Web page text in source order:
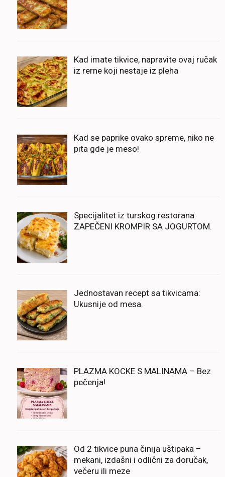
Kad imate tikvice, napravite ovaj ručak
iz rerne koji nestaje iz pleha
Kad se paprike ovako spreme, niko ne
pita gde je meso!
Specijalitet iz turskog restorana:
ZAPEČENI KROMPIR SA JOGURTOM.
Jednostavan recept sa tikvicama:
Ukusnije od mesa.
PLAZMA KOCKE S MALINAMA – Bez
pečenja!
Od 2 tikvice puna činija uštipaka –
mekani, izdašni i odlični za doručak,
večeru ili meze